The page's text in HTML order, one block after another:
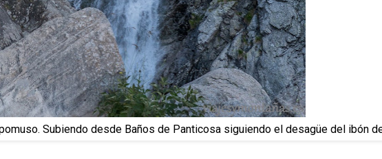
Subiendo desde Baños de Panticosa siguiendo el desagüe del ibón